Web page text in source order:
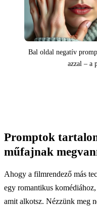
Bal oldal negatív
azzal – a
Promptok
műfajnak
Ahogy a filmrendező más
egy romantikus
amit alkotsz. Nézzünk meg